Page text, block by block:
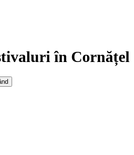
în Cornățel